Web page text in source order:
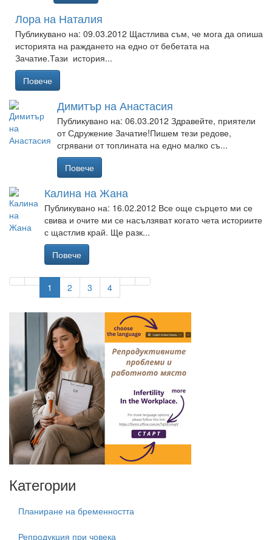
Лора на Наталия
Публикувано на: 09.03.2012 Щастлива съм, че мога да опиша
историята на раждането на едно от бебетата на
Зачатие.Тази история...
Повече
Димитър на Анастасия
Публикувано на: 06.03.2012 Здравейте, приятели
от Сдружение Зачатие!Пишем тези редове,
сгрявани от топлината на едно малко съ...
Повече
Калина на Жана
Публикувано на: 16.02.2012 Все още сърцето ми се
свива и очите ми се насълзяват когато чета историите
с щастлив край. Ще разк...
Повече
1 2 3 4
Категории
Планиране на бременността
Репродукция при човека